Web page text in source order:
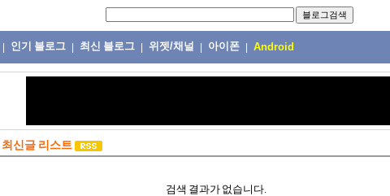
인기 블로그 최신 블로그 위젯/채널 아이폰 Android
최신글 리스트
검색 결과가 없습니다.